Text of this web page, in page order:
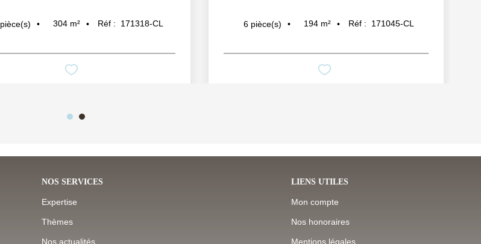
pièce(s) 304 m² Réf : 171318-CL 6 pièce(s) 194 m² Réf : 171045-CL
NOS SERVICES
Expertise
Thèmes
Nos actualités
LIENS UTILES
Mon compte
Nos honoraires
Mentions légales